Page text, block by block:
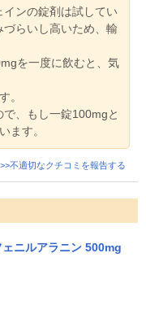
ンの錠剤は試してい
らいし高いため、輸
を一度に飲むと、気
。
、もし一錠100mgと
ます。
>>不適切なクチコミを報告する
ニルアラニン 500mg